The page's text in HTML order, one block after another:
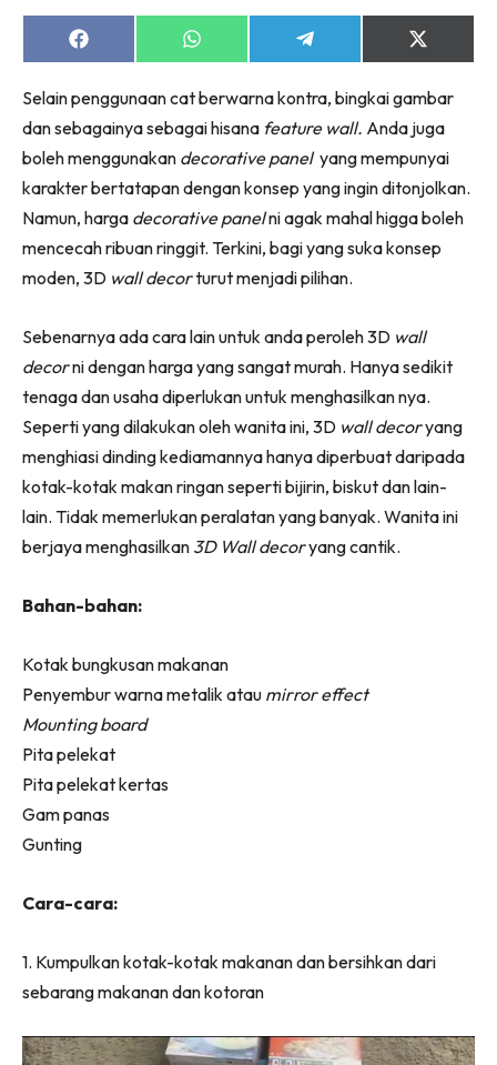
Bilik Tidur
Ruang Tamu
Menarik Lagi
Casa Impiana
Impiana Makeover
Makeover Ruang Selebriti
Hartanah
High Rise
Landed
Video
Beli Di Mana
Buat Sendiri
Ilham Impiana
Hub Ideaktiv
Share
on
Share
on
Share
on
Share
on
(Twitter)
Selain penggunaan cat berwarna kontra, bingkai gambar
dan sebagainya sebagai hisana feature wall. Anda juga
boleh menggunakan decorative panel yang mempunyai
karakter bertatapan dengan konsep yang ingin ditonjolkan.
Namun, harga decorative panelni agak mahal higga boleh
mencecah ribuan ringgit. Terkini, bagi yang suka konsep
moden, 3D wall decorturut menjadi pilihan.
Sebenarnya ada cara lain untuk anda peroleh 3D wall
decorni dengan harga yang sangat murah. Hanya sedikit
tenaga dan usaha diperlukan untuk menghasilkan nya.
Seperti yang dilakukan oleh wanita ini, 3D wall decoryang
menghiasi dinding kediamannya hanya diperbuat daripada
kotak-kotak makan ringan seperti bijirin, biskut dan lain-
lain. Tidak memerlukan peralatan yang banyak. Wanita ini
berjaya menghasilkan 3D Wall decoryang cantik.
Bahan-bahan:
Kotak bungkusan makanan
Penyembur warna metalik atau mirror effect
Mounting board
Pita pelekat
Pita pelekat kertas
Gam panas
Gunting
Cara-cara:
1. Kumpulkan kotak-kotak makanan dan bersihkan dari
sebarang makanan dan kotoran